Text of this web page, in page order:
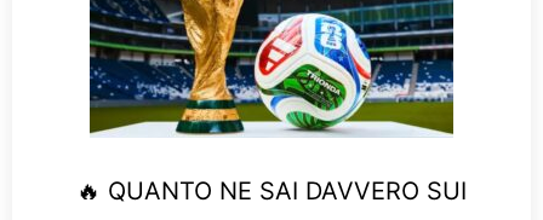
🔥 QUANTO NE SAI DAVVERO SUI